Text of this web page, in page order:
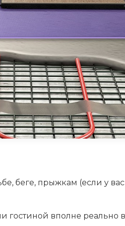
беге, прыжкам (если у
гостиной вполне реально